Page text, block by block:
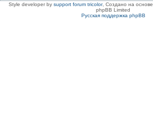
Style developer by support forum tricolor, Создано на основе
phpBB Limited
Русская поддержка phpBB